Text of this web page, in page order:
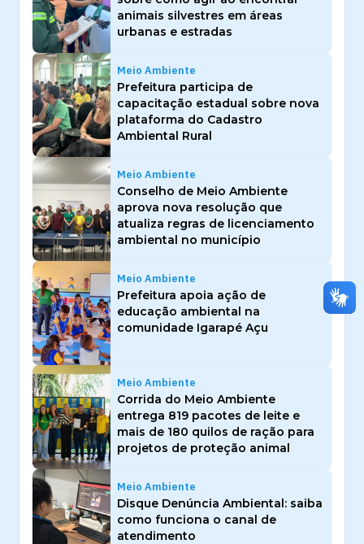
animais silvestres em áreas
urbanas e estradas
Meio Ambiente
Prefeitura participa de
capacitação estadual sobre nova
plataforma do Cadastro
Ambiental Rural
Meio Ambiente
Conselho de Meio Ambiente
aprova nova resolução que
atualiza regras de licenciamento
ambiental no município
Meio Ambiente
Prefeitura apoia ação de
educação ambiental na
comunidade Igarapé Açu
Meio Ambiente
Corrida do Meio Ambiente
entrega 819 pacotes de leite e
mais de 180 quilos de ração para
projetos de proteção animal
Meio Ambiente
Disque Denúncia Ambiental: saiba
como funciona o canal de
atendimento